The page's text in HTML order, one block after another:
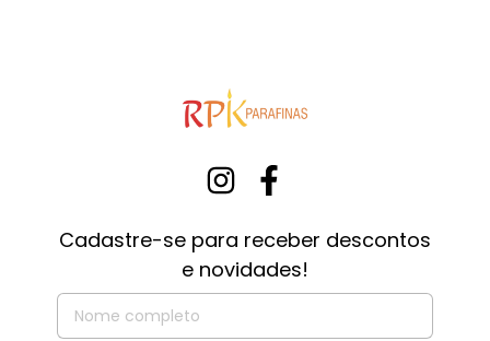
Cadastre-se para receber descontos
e novidades!